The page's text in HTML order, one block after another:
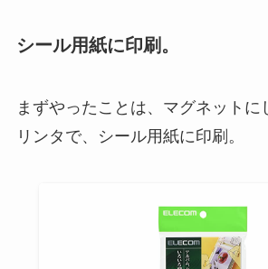
シール用紙に印刷。
まずやったことは、マグネットに
リンタで、シール用紙に印刷。